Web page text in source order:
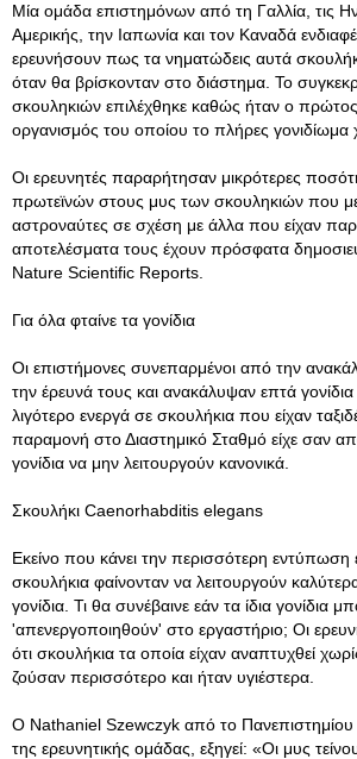
Μία ομάδα επιστημόνων από τη Γαλλία, τις
Αμερικής, την Ιαπωνία και τον Καναδά
ερευνήσουν πως τα νηματώδεις αυτά
όταν θα βρίσκονταν στο διάστημα. Το
σκουληκιών επιλέχθηκε καθώς ήταν ο
οργανισμός του οποίου το πλήρες γονιδίωμα
Οι ερευνητές παραρήτησαν μικρότερες
πρωτεϊνών στους μυς των σκουληκιών που
αστροναύτες σε σχέση με άλλα που είχαν
αποτελέσματα τους έχουν πρόσφατα
Nature Scientific Reports.
Για όλα φταίνε τα γονίδια
Οι επιστήμονες συνεπαρμένοι από την
την έρευνά τους και ανακάλυψαν επτά
λιγότερο ενεργά σε σκουλήκια που είχαν
παραμονή στο Διαστημικό Σταθμό είχε σαν
γονίδια να μην λειτουργούν κανονικά.
Σκουλήκι Caenorhabditis elegans
Εκείνο που κάνει την περισσότερη εντύπωση
σκουλήκια φαίνονταν να λειτουργούν
γονίδια. Τι θα συνέβαινε εάν τα ίδια γονίδια
'απενεργοποιηθούν' στο εργαστήριο; Οι
ότι σκουλήκια τα οποία είχαν αναπτυχθεί
ζούσαν περισσότερο και ήταν υγιέστερα.
Ο Nathaniel Szewczyk από το Πανεπιστημίου
της ερευνητικής ομάδας, εξηγεί: «Οι μυς